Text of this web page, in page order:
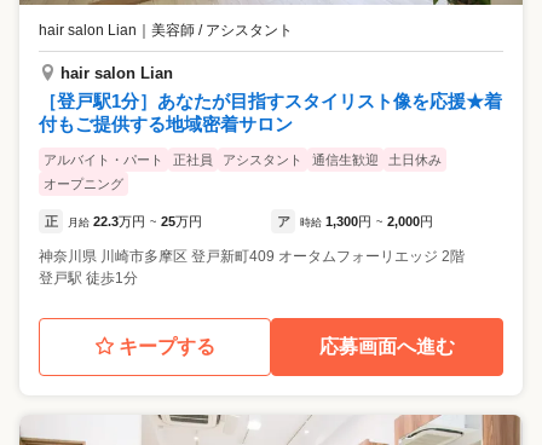
hair salon Lian 美容師 / アシスタント
hair salon Lian
［登戸駅1分］あなたが目指すスタイリスト像を応援★着
付もご提供する地域密着サロン
アルバイト・パート 正社員 アシスタント 通信生歓迎
土日休み
オープニング
正 月給 22.3万円 ~ 25万円 ア 時給 1,300円 ~ 2,000円
神奈川県 川崎市多摩区 登戸新町409 オータムフォーリエッジ 2階
登戸駅 徒歩1分
キープする 応募画面へ進む